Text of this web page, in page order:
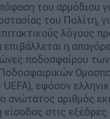
του αρμόδιου
του Πολίτη,
λόγους
επιβάλλεται η
ποδοσφαίρου
εφόσον
ανώτατος αριθμός
είσοδος στις